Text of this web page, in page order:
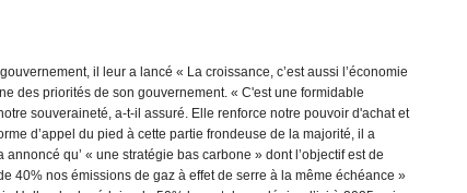
il leur a lancé « La croissance, c’est aussi l’économie
des priorités de son gouvernement. « C'est une formidable
souveraineté, a-t-il assuré. Elle renforce notre pouvoir d'achat et
d’appel du pied à cette partie frondeuse de la majorité, il a
qu’ « une stratégie bas carbone » dont l’objectif est de
40% nos émissions de gaz à effet de serre à la même échéance »